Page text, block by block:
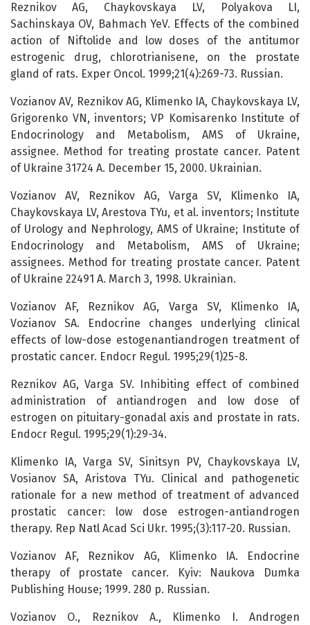
Reznikov AG, Chaykovskaya LV, Polyakova LI,
Sachinskaya OV, Bahmach YeV. Effects of the combined
action of Niftolide and low doses of the antitumor
estrogenic drug, chlorotrianisene, on the prostate
gland of rats. Exper Oncol. 1999;21(4):269-73. Russian.
Vozianov AV, Reznikov AG, Klimenko IA, Chaykovskaya LV,
Grigorenko VN, inventors; VP Komisarenko Institute of
Endocrinology and Metabolism, AMS of Ukraine,
assignee. Method for treating prostate cancer. Patent
of Ukraine 31724 A. December 15, 2000. Ukrainian.
Vozianov AV, Reznikov AG, Varga SV, Klimenko IA,
Chaykovskaya LV, Arestova TYu, et al. inventors; Institute
of Urology and Nephrology, AMS of Ukraine; Institute of
Endocrinology and Metabolism, AMS of Ukraine;
assignees. Method for treating prostate cancer. Patent
of Ukraine 22491 A. March 3, 1998. Ukrainian.
Vozianov AF, Reznikov AG, Varga SV, Klimenko IA,
Vozianov SA. Endocrine changes underlying clinical
effects of low-dose estogenantiandrogen treatment of
prostatic cancer. Endocr Regul. 1995;29(1)25-8.
Reznikov AG, Varga SV. Inhibiting effect of combined
administration of antiandrogen and low dose of
estrogen on pituitary-gonadal axis and prostate in rats.
Endocr Regul. 1995;29(1):29-34.
Klimenko IA, Varga SV, Sinitsyn PV, Chaykovskaya LV,
Vosianov SA, Aristova TYu. Clinical and pathogenetic
rationale for a new method of treatment of advanced
prostatic cancer: low dose estrogen-antiandrogen
therapy. Rep Natl Acad Sci Ukr. 1995;(3):117-20. Russian.
Vozianov AF, Reznikov AG, Klimenko IA. Endocrine
therapy of prostate cancer. Kyiv: Naukova Dumka
Publishing House; 1999. 280 p. Russian.
Vozianov O., Reznikov A., Klimenko I. Androgen